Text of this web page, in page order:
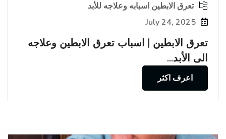
تعرق الابطين اسبابه وعلاجه للأبد
July 24, 2025
تعرق الابطين | اسباب تعرق الابطين وعلاجه
الى الأبد...
اعرف اكثر